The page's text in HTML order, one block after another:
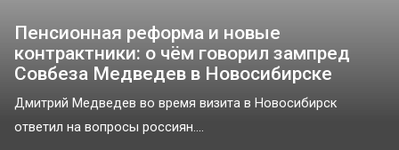
Пенсионная реформа и новые
контрактники: о чём говорил зампред
Совбеза Медведев в Новосибирске
Дмитрий Медведев во время визита в Новосибирск
ответил на вопросы россиян....